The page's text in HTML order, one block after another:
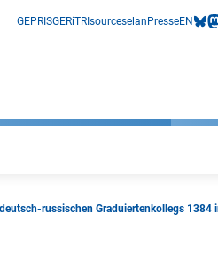
GEPRISGERiTRIsourceselan PresseEN
russischen Graduiertenkollegs 1384